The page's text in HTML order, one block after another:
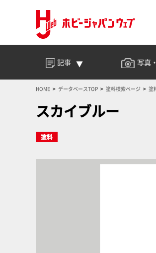
記事 写真
HOME データベースTOP 塗料検索ページ 塗
スカイブルー
塗料